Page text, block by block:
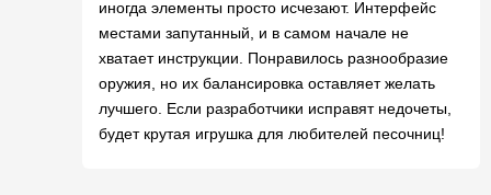
иногда элементы просто исчезают. Интерфейс
местами запутанный, и в самом начале не
хватает инструкции. Понравилось разнообразие
оружия, но их балансировка оставляет желать
лучшего. Если разработчики исправят недочеты,
будет крутая игрушка для любителей песочниц!